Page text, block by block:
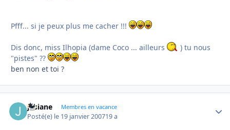
Pfff... si je peux plus me cacher !!!
Dis donc, miss Ilhopia (dame Coco ... ailleurs
) tu nous
"pistes" ??
ben non et toi ?
josiane Membres en vacance
Posté(e) le 19 janvier 200719 a